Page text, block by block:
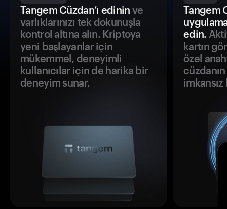
Tangem Cüzdan’ı edinin ve
varlıklarınızı tek dokunuşla
kontrol altına alın. Kriptoya
yeni başlayanlar için
mükemmel, deneyimli
kullanıcılar için de harika bir
deneyim sunar.
Tangem
edin.
kartın
özel